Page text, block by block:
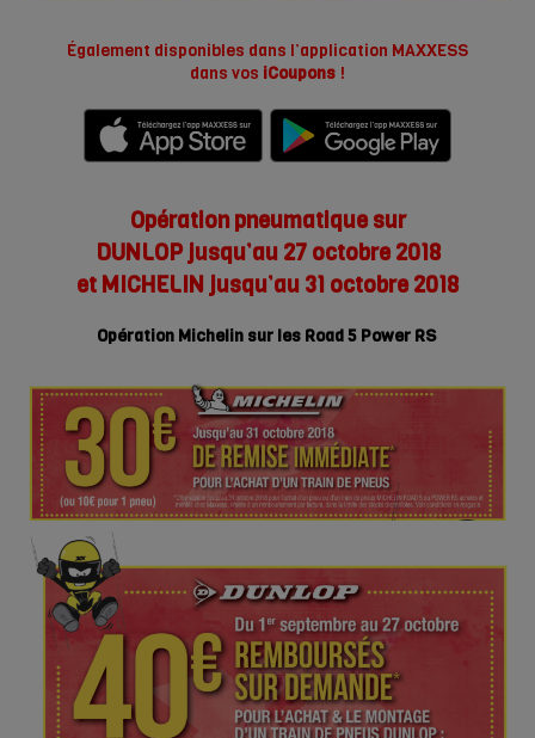
Également disponibles dans l’application MAXXESS
dans vos iCoupons !
Opération pneumatique sur
DUNLOP jusqu’au 27 octobre 2018
et MICHELIN jusqu’au 31 octobre 2018
Opération Michelin sur les Road 5 Power RS